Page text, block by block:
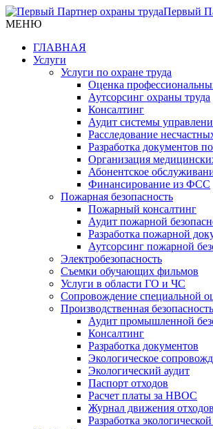
Первый
МЕНЮ
ГЛАВНАЯ
Услуги
Услуги по охране труда
Оценка
Аутсорсинг охраны труда
Консалтинг
Аудит системы
Расследование
Разработка документов
Организация
Абонентское
Финансирование из ФСС
Пожарная безопасность
Пожарный консалтинг
Аудит пожарной
Разработка пожарной
Аутсорсинг пожарной
Электробезопасность
Съемки обучающих фильмов
Услуги в области ГО и ЧС
Сопровождение специальной
Производственная безопасность
Аудит промышленной
Консалтинг
Разработка документов
Экологическое
Экологический аудит
Паспорт отходов
Расчет платы за НВОС
Журнал движения отходов
Разработка